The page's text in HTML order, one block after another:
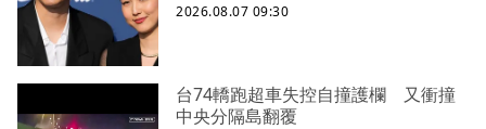
2026.08.07 09:30
台74轎跑超車失控自撞護欄 又衝撞
中央分隔島翻覆